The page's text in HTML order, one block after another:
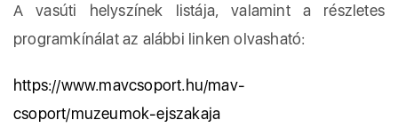
A vasúti helyszínek listája, valamint a részletes
programkínálat az alábbi linken olvasható:
https://www.mavcsoport.hu/mav-
csoport/muzeumok-ejszakaja